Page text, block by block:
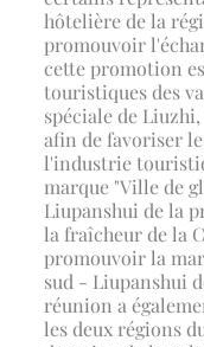
hôtelière de la
promouvoir
cette promotion
touristiques des
spéciale de
afin de favoriser
l'industrie
marque "Ville de
Liupanshui de la
la fraîcheur de la
promouvoir la
sud - Liupanshui
réunion a
les deux régions